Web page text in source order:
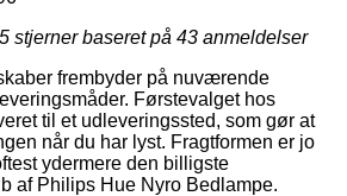
stjerner baseret på 43 anmeldelser
frembyder på nuværende
Førstevalget hos
til et udleveringssted, som gør at
når du har lyst. Fragtformen er jo
ydermere den billigste
af Philips Hue Nyro Bedlampe.